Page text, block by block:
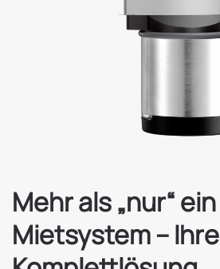
Mehr als „nur“ ein
Mietsystem – Ihre